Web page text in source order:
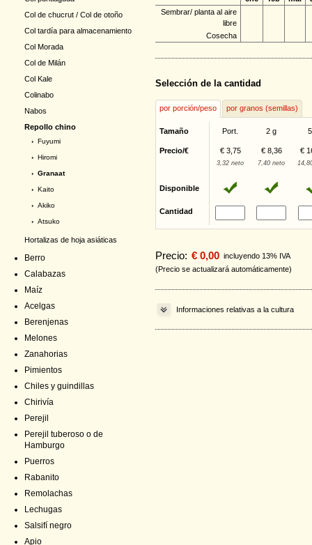
Col de chucrut / Col de otoño
Col tardía para almacenamiento
Col Morada
Col de Milán
Col Kale
Colinabo
Nabos
Repollo chino
› Fuyumi
› Hiromi
› Granaat
› Kaito
› Akiko
› Atsuko
Hortalizas de hoja asiáticas
Berro
Calabazas
Maíz
Acelgas
Berenjenas
Melones
Zanahorias
Pimientos
Chiles y guindillas
Chirivía
Perejil
Perejil tuberoso o de
Hamburgo
Puerros
Rabanito
Remolachas
Lechugas
Salsifí negro
Apio
Sembrar/ planta al aire
libre
Cosecha
Selección de la cantidad
por porción/peso por granos (semillas)
Tamaño Port. 2 g
Precio/€ € 3,75 € 8,36 €
3,32 neto 7,40 neto
Disponible
Cantidad
Precio: € 0,00 incluyendo 13% IVA
(Precio se actualizará automáticamente)
Informaciones relativas a la cultura